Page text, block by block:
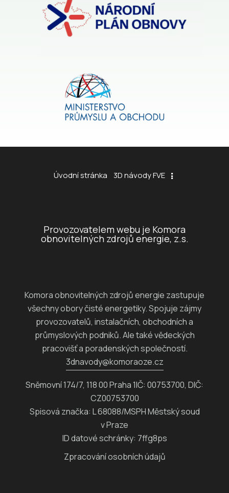
Úvodní stránka 3D návody FVE
Provozovatelem webu je Komora
obnovitelných zdrojů energie, z.s.
Komora obnovitelných zdrojů energie zastupuje
všechny obory čisté energetiky. Spojuje zájmy
provozovatelů, instalačních, obchodních a
průmyslových podniků. Ale také vědeckých
pracovišť a poradenských společností.
3dnavody@komoraoze.cz
Sněmovní 174/7, 118 00 Praha 1IČ: 00753700, DIČ:
CZ00753700
Spisová značka: L 68088/MSPH Městský soud
v Praze
ID datové schránky: 7ffg8ps
Zpracování osobních údajů